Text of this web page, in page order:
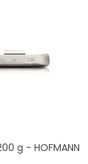
g - HOFMANN